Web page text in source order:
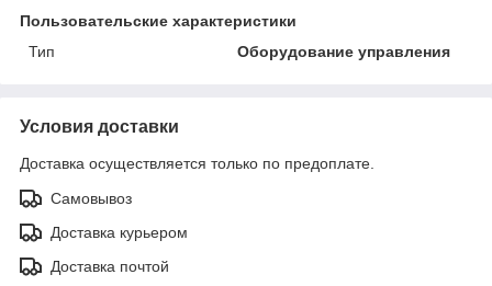
Пользовательские характеристики
Тип
Оборудование управления
Условия доставки
Доставка осуществляется только по предоплате.
Самовывоз
Доставка курьером
Доставка почтой